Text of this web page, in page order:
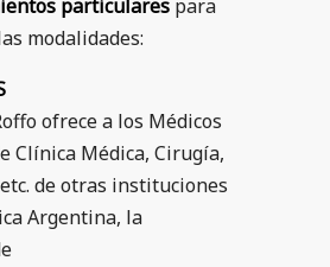
particulares para
modalidades:
ofrece a los Médicos
Clínica Médica, Cirugía,
de otras instituciones
Argentina, la